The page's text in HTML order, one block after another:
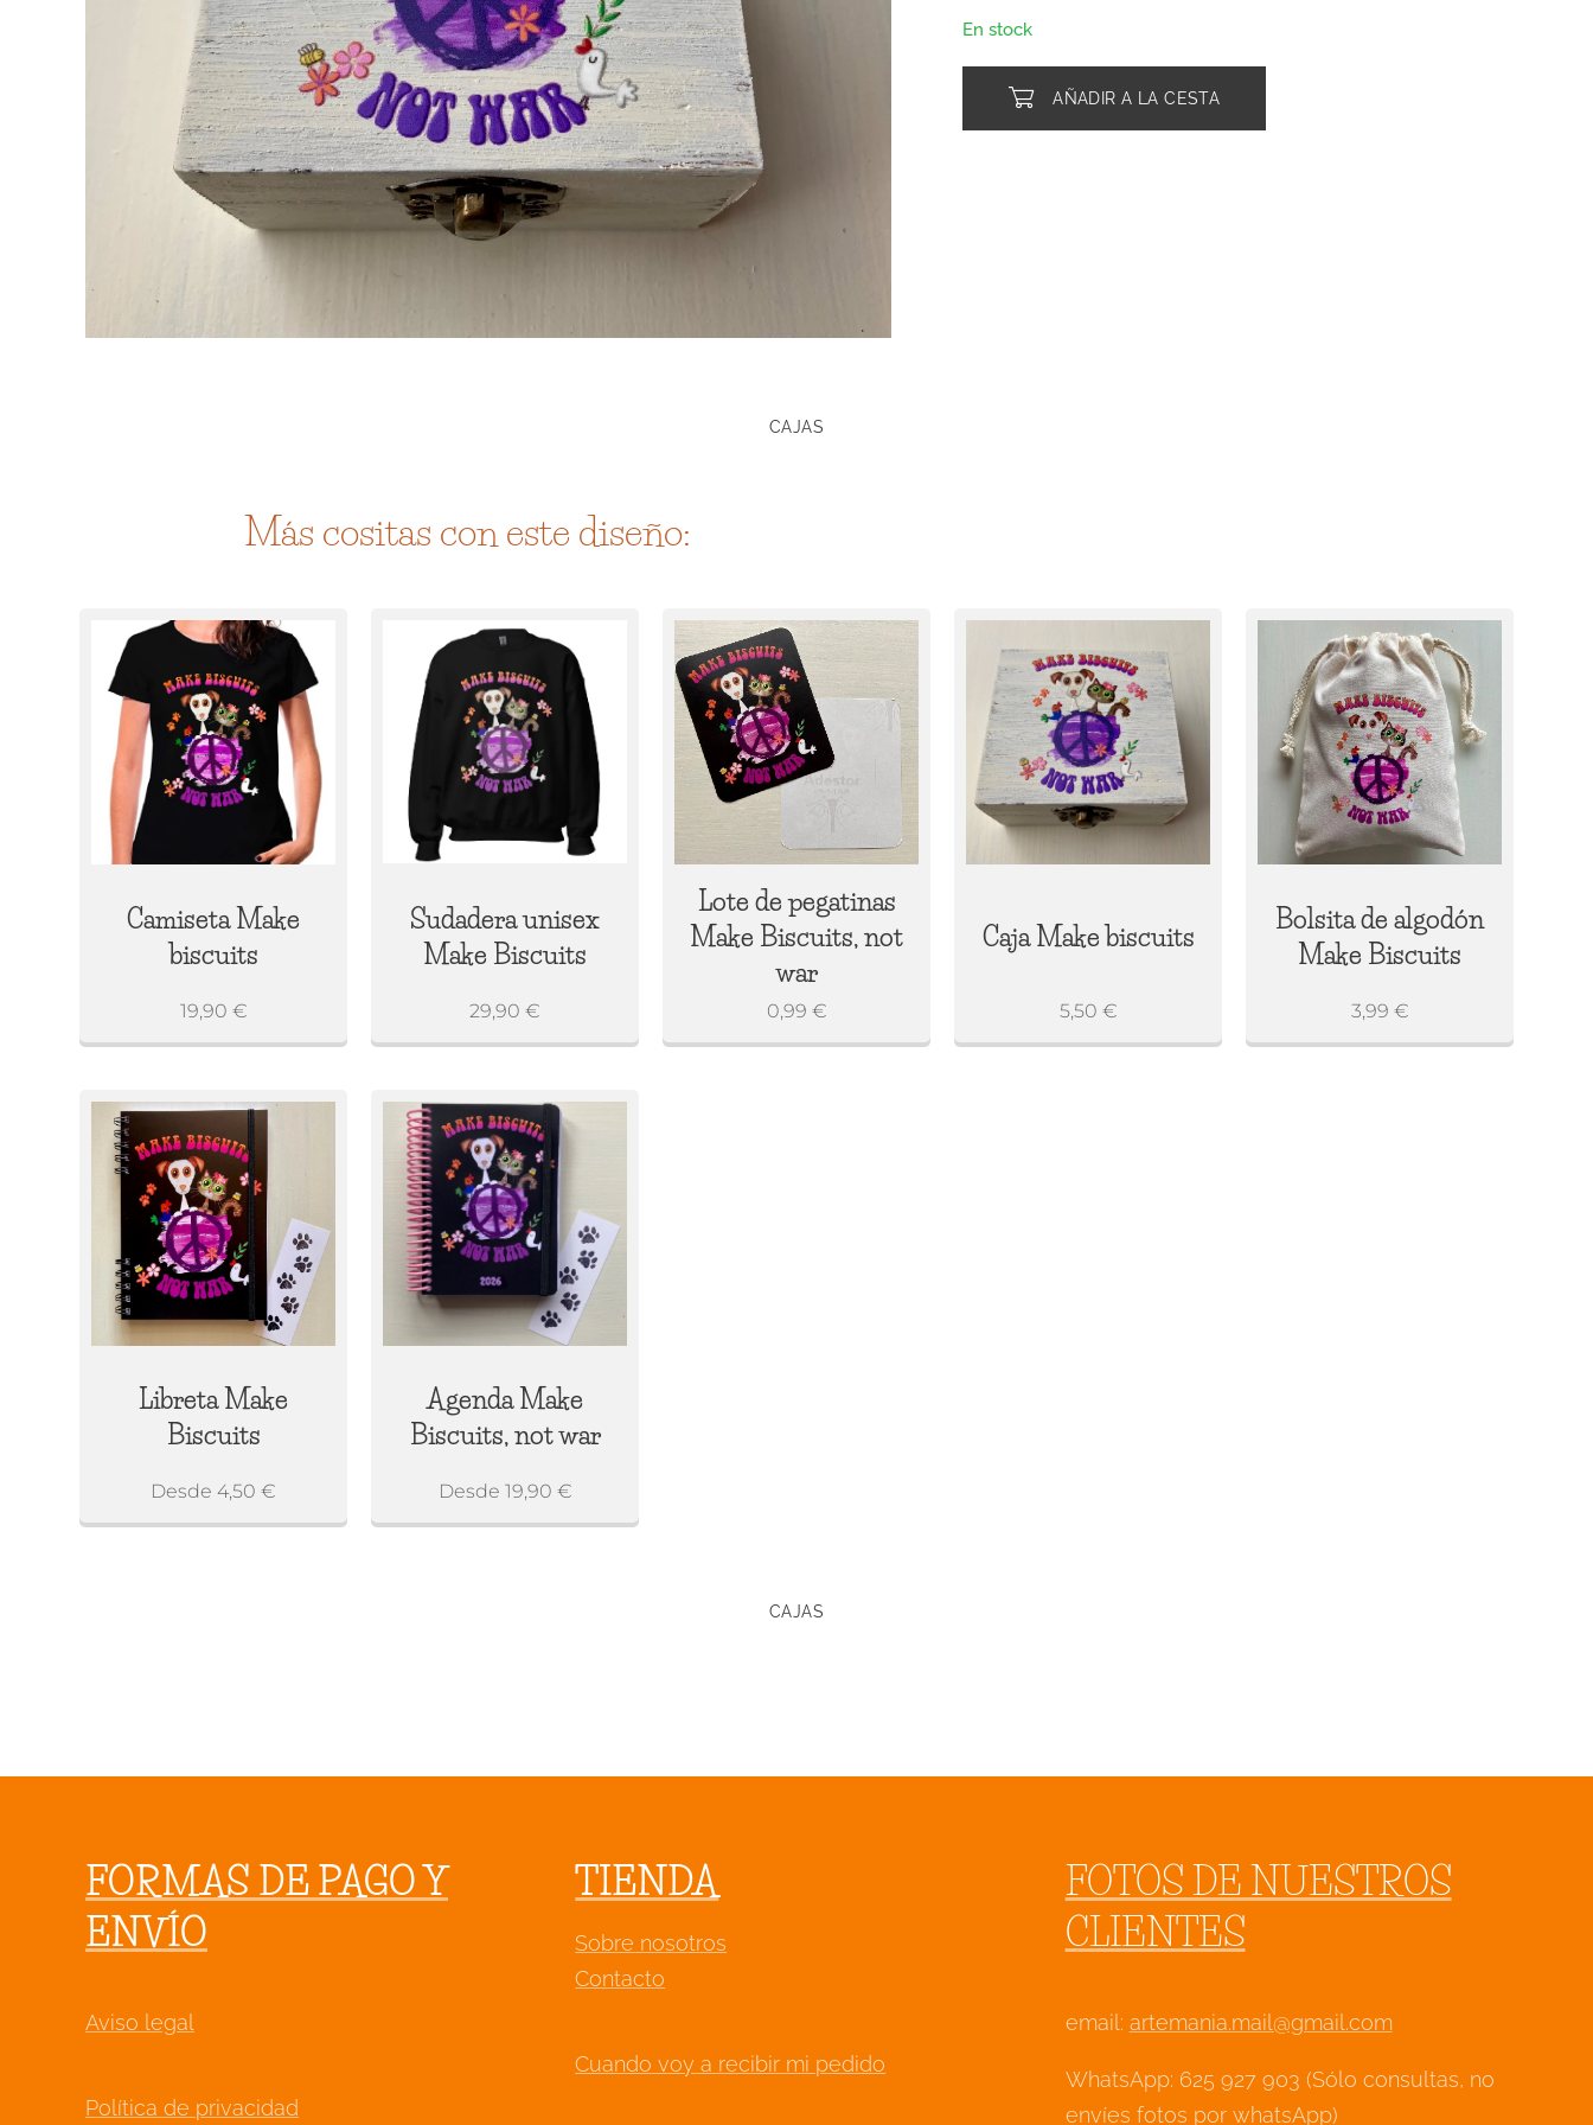
En stock
AÑADIR A LA CESTA
CAJAS
Más cositas con este diseño:
Camiseta Make
biscuits
19,90 €
Sudadera unisex
Make Biscuits
29,90 €
Lote de pegatinas
Make Biscuits, not
war
0,99 €
Caja Make biscuits
5,50 €
Bolsita de algodón
Make Biscuits
3,99 €
Libreta Make
Biscuits
Desde 4,50 €
Agenda Make
Biscuits, not war
Desde 19,90 €
CAJAS
FORMAS DE PAGO Y
ENVÍO
Aviso legal
Política de privacidad
TIENDA
Sobre nosotros
Contacto
Cuando voy a recibir mi pedido
FOTOS DE NUESTROS
CLIENTES
email: artemania.mail@gmail.com
WhatsApp: 625 927 903 (Sólo consultas, no
envíes fotos por whatsApp)